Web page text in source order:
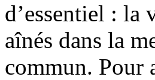
d’essentiel : la
aînés dans la
commun. Pour